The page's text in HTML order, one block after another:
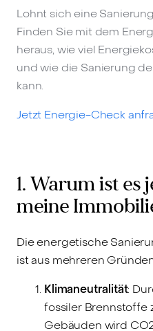
Lohnt sich eine
Finden Sie mit dem
heraus, wie viel
und wie die Sanierung
kann.
Jetzt Energie-Check
1. Warum ist es
meine
Die energetische
ist aus mehreren
Klimaneutralität:
fossiler Brennstoffe
Gebäuden wird